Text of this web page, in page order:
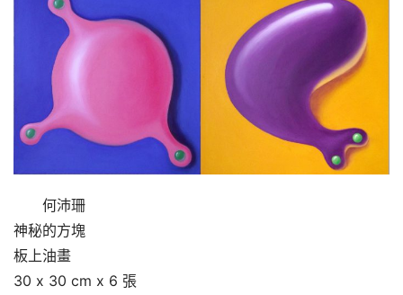
何沛珊
神秘的方塊
板上油畫
30 x 30 cm x 6 張